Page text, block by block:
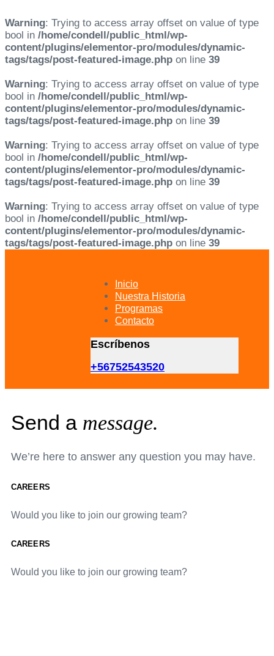
Warning: Trying to access array offset on value of type
bool in /home/condell/public_html/wp-
content/plugins/elementor-pro/modules/dynamic-
tags/tags/post-featured-image.php on line 39
Warning: Trying to access array offset on value of type
bool in /home/condell/public_html/wp-
content/plugins/elementor-pro/modules/dynamic-
tags/tags/post-featured-image.php on line 39
Warning: Trying to access array offset on value of type
bool in /home/condell/public_html/wp-
content/plugins/elementor-pro/modules/dynamic-
tags/tags/post-featured-image.php on line 39
Warning: Trying to access array offset on value of type
bool in /home/condell/public_html/wp-
content/plugins/elementor-pro/modules/dynamic-
tags/tags/post-featured-image.php on line 39
Inicio
Nuestra Historia
Programas
Contacto
Escríbenos
+56752543520
Send a message.
We’re here to answer any question you may have.
CAREERS
Would you like to join our growing team?
CAREERS
Would you like to join our growing team?